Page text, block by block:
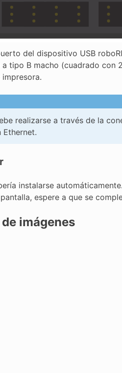
del dispositivo USB
tipo B macho (cuadrado con
realizarse a través de la
Ethernet.
instalarse
espere a que se
imágenes